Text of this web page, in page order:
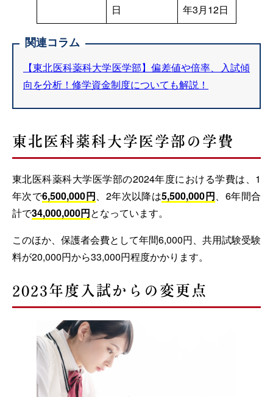
日
年3月12日
関連コラム
【東北医科薬科大学医学部】偏差値や倍率、入試傾
向を分析！修学資金制度についても解説！
東北医科薬科大学医学部の学費
東北医科薬科大学医学部の2024年度における学費は、1
年次で6,500,000円、2年次以降は5,500,000円、6年間合
計で34,000,000円となっています。
このほか、保護者会費として年間6,000円、共用試験受験
料が20,000円から33,000円程度かかります。
2023年度入試からの変更点